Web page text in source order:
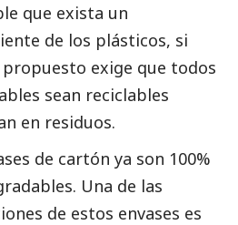
que exista un
de los plásticos, si
exige que todos
sean reciclables
en residuos.
de cartón ya son 100%
Una de las
de estos envases es